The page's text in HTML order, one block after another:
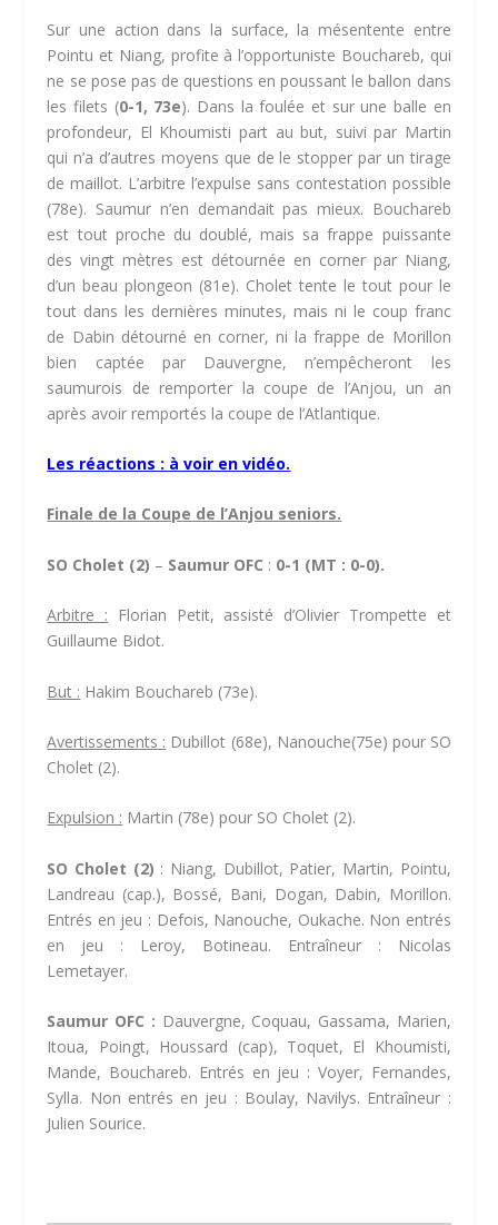
Sur une action dans la surface, la mésentente entre
Pointu et Niang, profite à l’opportuniste Bouchareb, qui
ne se pose pas de questions en poussant le ballon dans
les filets (0-1, 73e). Dans la foulée et sur une balle en
profondeur, El Khoumisti part au but, suivi par Martin
qui n’a d’autres moyens que de le stopper par un tirage
de maillot. L’arbitre l’expulse sans contestation possible
(78e). Saumur n’en demandait pas mieux. Bouchareb
est tout proche du doublé, mais sa frappe puissante
des vingt mètres est détournée en corner par Niang,
d’un beau plongeon (81e). Cholet tente le tout pour le
tout dans les dernières minutes, mais ni le coup franc
de Dabin détourné en corner, ni la frappe de Morillon
bien captée par Dauvergne, n’empêcheront les
saumurois de remporter la coupe de l’Anjou, un an
après avoir remportés la coupe de l’Atlantique.
Les réactions : à voir en vidéo.
Finale de la Coupe de l’Anjou seniors.
SO Cholet (2) – Saumur OFC : 0-1 (MT : 0-0).
Arbitre : Florian Petit, assisté d’Olivier Trompette et
Guillaume Bidot.
But : Hakim Bouchareb (73e).
Avertissements : Dubillot (68e), Nanouche(75e) pour SO
Cholet (2).
Expulsion : Martin (78e) pour SO Cholet (2).
SO Cholet (2) : Niang, Dubillot, Patier, Martin, Pointu,
Landreau (cap.), Bossé, Bani, Dogan, Dabin, Morillon.
Entrés en jeu : Defois, Nanouche, Oukache. Non entrés
en jeu : Leroy, Botineau. Entraîneur : Nicolas
Lemetayer.
Saumur OFC : Dauvergne, Coquau, Gassama, Marien,
Itoua, Poingt, Houssard (cap), Toquet, El Khoumisti,
Mande, Bouchareb. Entrés en jeu : Voyer, Fernandes,
Sylla. Non entrés en jeu : Boulay, Navilys. Entraîneur :
Julien Sourice.